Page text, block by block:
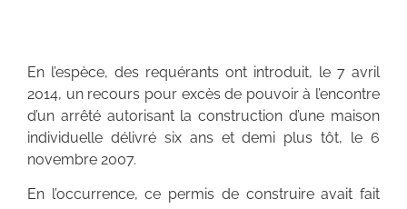
En l’espèce, des requérants ont introduit, le 7 avril
2014, un recours pour excès de pouvoir à l’encontre
d’un arrêté autorisant la construction d’une maison
individuelle délivré six ans et demi plus tôt, le 6
novembre 2007.
En l’occurrence, ce permis de construire avait fait